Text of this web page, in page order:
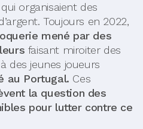
organisaient des
Toujours en 2022,
mené par des
faisant miroiter des
des jeunes joueurs
au Portugal. Ces
la question des
pour lutter contre ce